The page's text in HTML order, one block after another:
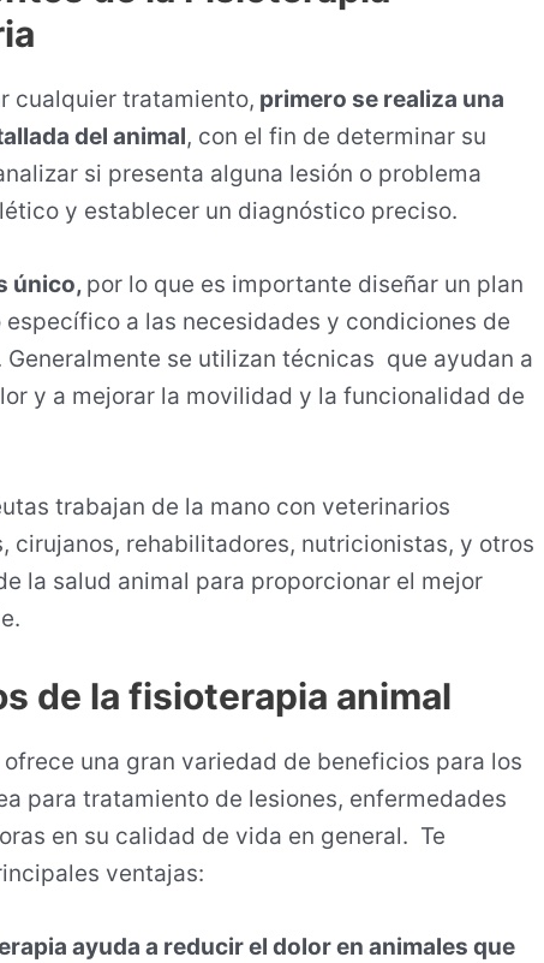
cualquier tratamiento, primero se realiza una
del animal, con el fin de determinar su
si presenta alguna lesión o problema
y establecer un diagnóstico preciso.
único, por lo que es importante diseñar un plan
a las necesidades y condiciones de
Generalmente se utilizan técnicas que ayudan a
y a mejorar la movilidad y la funcionalidad de
trabajan de la mano con veterinarios
cirujanos, rehabilitadores, nutricionistas, y otros
la salud animal para proporcionar el mejor
de la fisioterapia animal
una gran variedad de beneficios para los
para tratamiento de lesiones, enfermedades
en su calidad de vida en general. Te
ventajas:
ayuda a reducir el dolor en animales que